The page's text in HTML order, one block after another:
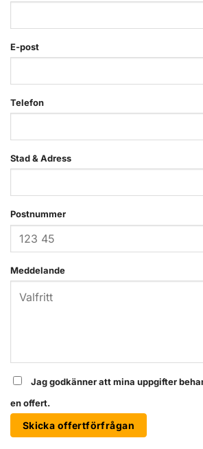
E-post
Telefon
Stad & Adress
Postnummer
Meddelande
Jag godkänner att mina uppgifter
en offert.
Skicka offertförfrågan